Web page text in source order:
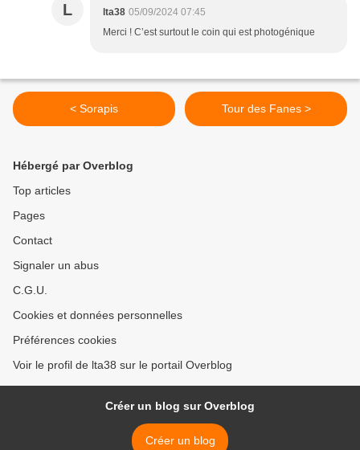
L lta38 05/09/2024 07:45
Merci ! C’est surtout le coin qui est photogénique
< Sorapis Tour des Fanes >
Hébergé par Overblog
Top articles
Pages
Contact
Signaler un abus
C.G.U.
Cookies et données personnelles
Préférences cookies
Voir le profil de lta38 sur le portail Overblog
Créer un blog sur Overblog
Créer un blog